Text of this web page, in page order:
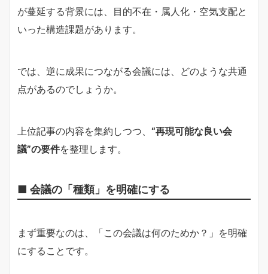
が蔓延する背景には、目的不在・属人化・空気支配と
いった構造課題があります。
では、逆に成果につながる会議には、どのような共通
点があるのでしょうか。
上位記事の内容を集約しつつ、 “再現可能な良い会
議”の要件を整理します。
■ 会議の「種類」を明確にする
まず重要なのは、「この会議は何のためか？」を明確
にすることです。